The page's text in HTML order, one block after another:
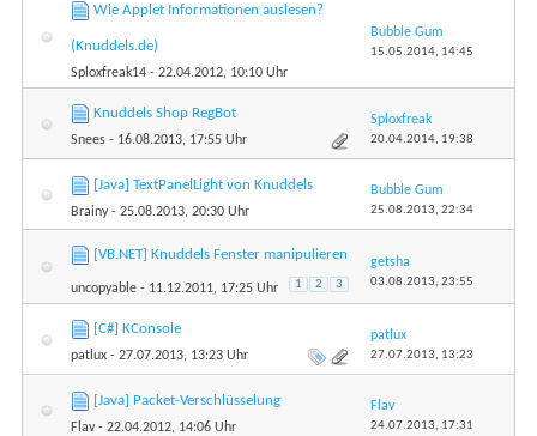
Wie Applet Informationen auslesen?
(Knuddels.de)
Sploxfreak14 - 22.04.2012, 10:10 Uhr
Bubble Gum
15.05.2014, 14:45
Knuddels Shop RegBot
Snees - 16.08.2013, 17:55 Uhr
Sploxfreak
20.04.2014, 19:38
[Java] TextPanelLight von Knuddels
Brainy- 25.08.2013, 20:30 Uhr
Bubble Gum
25.08.2013, 22:34
[VB.NET] Knuddels Fenster manipulieren
uncopyable - 11.12.2011, 17:25 Uhr 1 2 3
getsha
03.08.2013, 23:55
[C#] KConsole
patlux - 27.07.2013, 13:23 Uhr
patlux
27.07.2013, 13:23
[Java] Packet-Verschlüsselung
Flav- 22.04.2012, 14:06 Uhr
Flav
24.07.2013, 17:31